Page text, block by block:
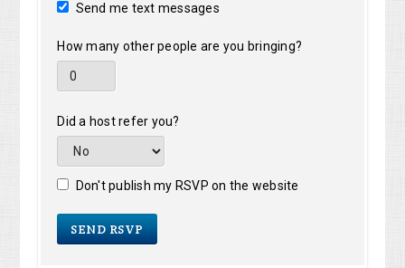
Send me text messages
How many other people are you bringing?
Did a host refer you?
Don't publish my RSVP on the website